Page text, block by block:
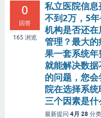
0
回答
165 浏览
私立医院信息
不到2万，5
机构是否还
管理？最大
果一套系统年
就能解决数
的问题，您
院在选择系
三个因素是什
最新提问 4月 28 分